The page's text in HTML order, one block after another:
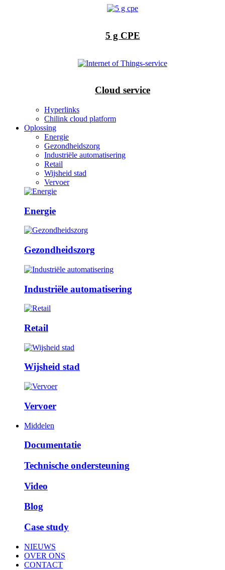
5 g CPE
Cloud service
Hyperlinks
Chilink cloud platform
Oplossing
Energie
Gezondheidszorg
Industriële automatisering
Retail
Wijsheid stad
Vervoer
Energie
Gezondheidszorg
Industriële automatisering
Retail
Wijsheid stad
Vervoer
Middelen
Documentatie
Technische ondersteuning
Video
Blog
Case study
NIEUWS
OVER ONS
CONTACT